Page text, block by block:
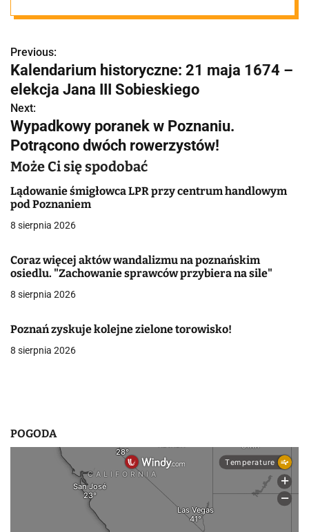
poranek w
Poznaniu
N
a
w
i
g
a
c
a
w
i
Previous:
Kalendarium historyczne: 21 maja 1674 –
elekcja Jana III Sobieskiego
Next:
Wypadkowy poranek w Poznaniu.
Potrącono dwóch rowerzystów!
Może Ci się spodobać
Lądowanie śmigłowca LPR przy centrum handlowym
pod Poznaniem
8 sierpnia 2026
Coraz więcej aktów wandalizmu na poznańskim
osiedlu. "Zachowanie sprawców przybiera na sile"
8 sierpnia 2026
Poznań zyskuje kolejne zielone torowisko!
8 sierpnia 2026
POGODA